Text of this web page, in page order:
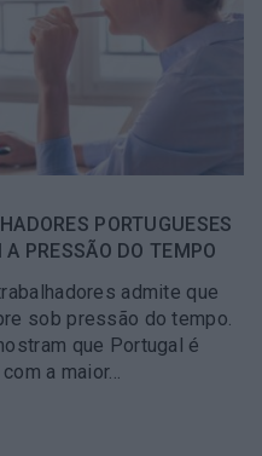
PORTUGUESES
PRESSÃO DO TEMPO
admite que
sob pressão do tempo.
que Portugal é
a maior…